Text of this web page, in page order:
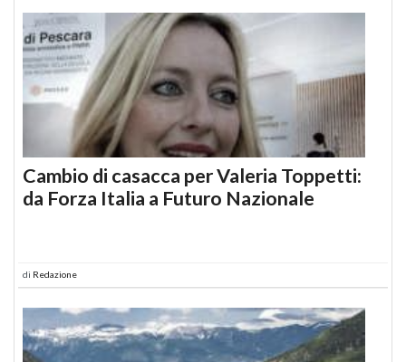
Cambio di casacca per Valeria Toppetti:
da Forza Italia a Futuro Nazionale
di Redazione